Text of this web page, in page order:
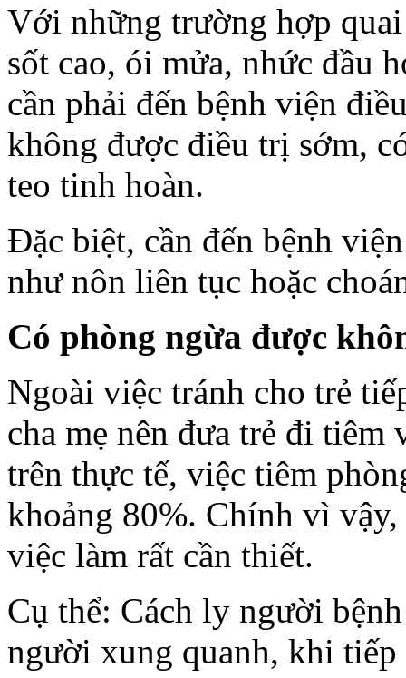
Với những trường hợp
sốt cao, ói mửa, nhức đầu
cần phải đến bệnh viện
không được điều trị sớm,
teo tinh hoàn.
Đặc biệt, cần đến bệnh
như nôn liên tục hoặc
Có phòng ngừa được
Ngoài việc tránh cho trẻ
cha mẹ nên đưa trẻ đi tiêm
trên thực tế, việc tiêm
khoảng 80%. Chính vì
việc làm rất cần thiết.
Cụ thể: Cách ly người
người xung quanh, khi